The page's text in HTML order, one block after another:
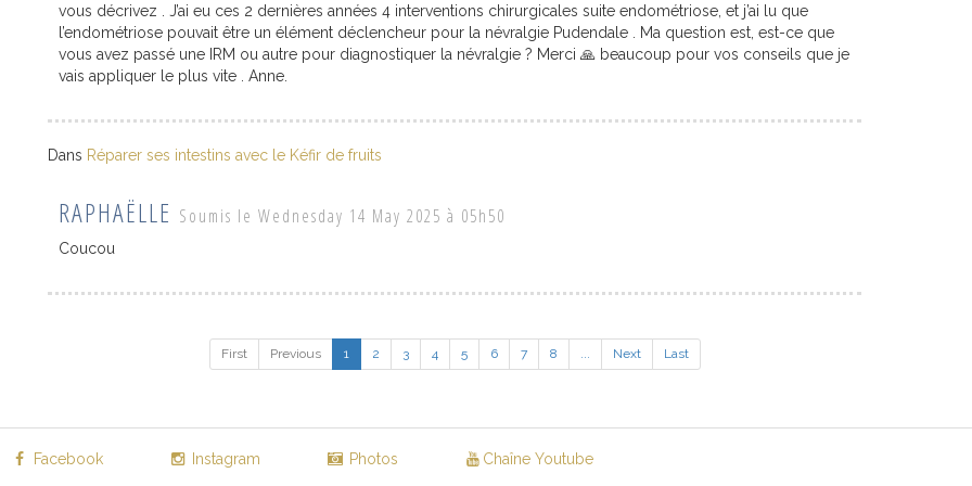
vous décrivez . J’ai eu ces 2 dernières années 4 interventions chirurgicales suite endométriose, et j’ai lu que
l’endométriose pouvait être un élément déclencheur pour la névralgie Pudendale . Ma question est, est-ce que
vous avez passé une IRM ou autre pour diagnostiquer la névralgie ? Merci 🙏 beaucoup pour vos conseils que je
vais appliquer le plus vite . Anne.
Dans Réparer ses intestins avec le Kéfir de fruits
RAPHAËLLE Soumis le Wednesday 14 May 2025 à 05h50
Coucou
First Previous 1 2 3 4 5 6 7 8 ... Next Last
Facebook Instagram Photos Chaîne Youtube